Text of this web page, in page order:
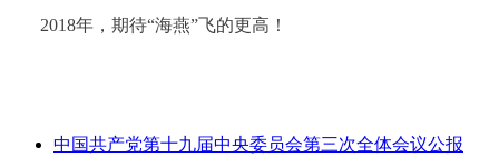
2018年，期待“海燕”飞的更高！
中国共产党第十九届中央委员会第三次全体会议公报